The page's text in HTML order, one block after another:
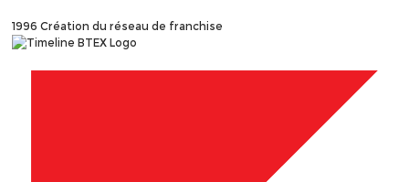
1996Création du réseau de franchise